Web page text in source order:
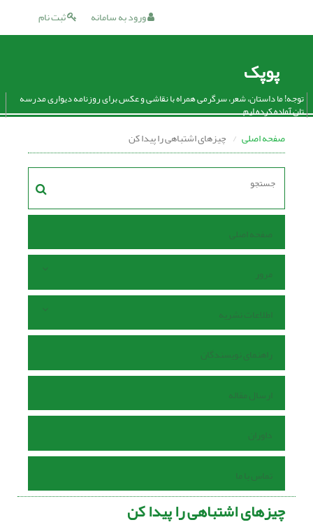
ثبت نام ورود به سامانه
پوپک
توجه! ما داستان، شعر، سرگرمی همراه با نقاشی و عکس برای روزنامه دیواری مدرسه
تان آماده کرده ایم.
صفحه اصلی چیزهای اشتباهی را پیدا کن
صفحه اصلی
مرور
اطلاعات نشریه
راهنمای نویسندگان
ارسال مقاله
داوران
تماس با ما
چیزهای اشتباهی را پیدا کن